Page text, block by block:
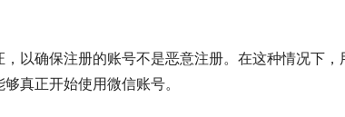
以确保注册的账号不是恶意注册。在这种情况下，
真正开始使用微信账号。